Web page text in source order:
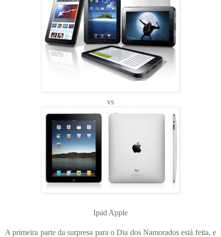
vs
Ipad Apple
A primeira parte da surpresa para o Dia dos Namorados está feita, e